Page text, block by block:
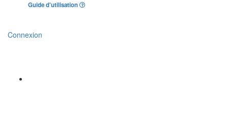
Guide d'utilisation
Connexion